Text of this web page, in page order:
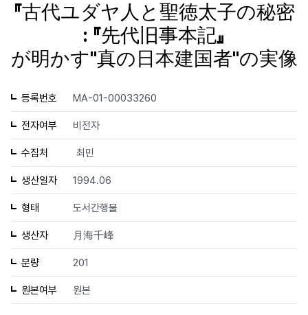
『古代ユダヤ人と聖徳太子の秘密
: 『先代旧事本記』
が明かす"真の日本建国者"の実像』
등록번호 MA-01-00033260
전자여부 비전자
수집처 최민
생산일자 1994.06
형태 도서간행물
생산자 月海千峰
분량 201
원본여부 원본